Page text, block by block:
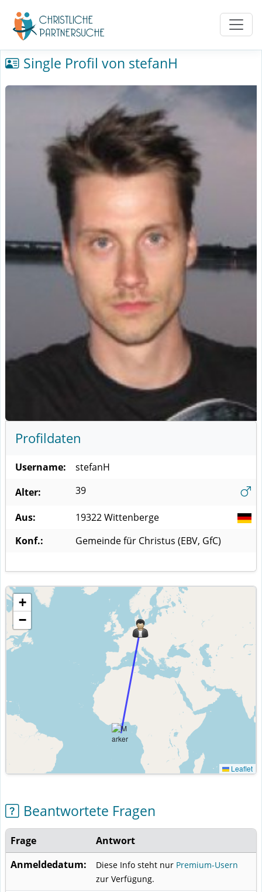
Single Profil von stefanH
Profildaten
Username:
stefanH
Alter:
39
Aus: 19322Wittenberge
Konf.:
Gemeinde für Christus (EBV, GfC)
+
−
Leaflet
Beantwortete Fragen
Frage
Antwort
Anmeldedatum:
Diese Info steht nur Premium-Usern
zur Verfügung.